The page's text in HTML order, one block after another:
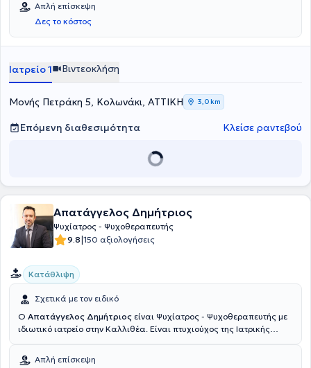
Απλή επίσκεψη
Δες το κόστος
Ιατρείο 1 Βιντεοκλήση
Μονής Πετράκη 5, Κολωνάκι, ΑΤΤΙΚΗ 3,0 km
Επόμενη διαθεσιμότητα Κλείσε ραντεβού
Απατάγγελος Δημήτριος
Ψυχίατρος - Ψυχοθεραπευτής
9.8|150 αξιολογήσεις
Κατάθλιψη
Σχετικά με τον ειδικό
Ο Απατάγγελος Δημήτριος είναι Ψυχίατρος - Ψυχοθεραπευτής με
ιδιωτικό ιατρείο στην Καλλιθέα. Είναι πτυχιούχος της Ιατρικής
ειδικότητα της Ψυχιατρικής στο Ψυχιατρικό Νοσοκομείο Αττικής
Απλή επίσκεψη